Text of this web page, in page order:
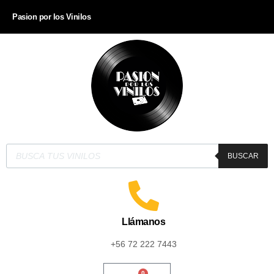
Pasion por los Vinilos
BUSCAR
Llámanos
+56 72 222 7443